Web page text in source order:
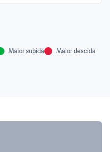
Maior subida Maior descida